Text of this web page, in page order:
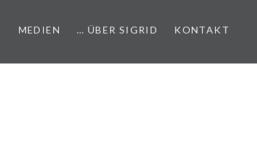
MEDIEN … ÜBER SIGRID KONTAKT